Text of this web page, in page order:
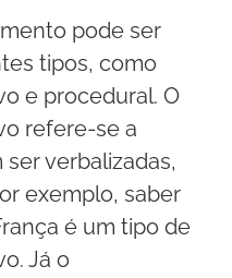
pode ser
tipos, como
e procedural. O
refere-se a
verbalizadas,
exemplo, saber
é um tipo de
Já o